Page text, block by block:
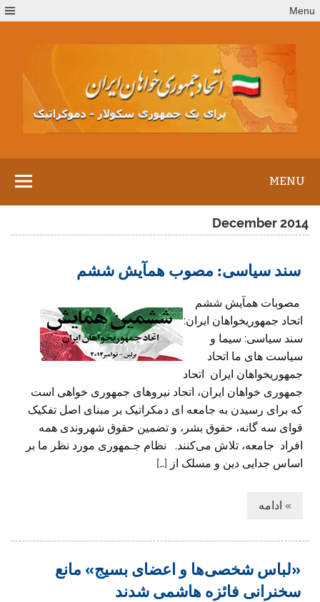
to
Menu
MENU
December 2014
سند سیاسی: مصوب همآیش ششم
مصوبات همآیش ششم
اتحاد جمهوریخواهان ایران:
سند سیاسی: سیما و
سیاست های ما اتحاد
جمهوريخواهان ايران اتحاد
جمهوری خواهان ایران، اتحاد نیروهای جمهوری خواهی است
که برای رسیدن به جامعه ای دمکراتیک بر مبنای اصل تفکیک
قوای سه گانه، حقوق بشر، و تضمین حقوق شهروندی همه
افراد جامعه، تلاش می‌کنند. نظام جـمهوری مورد نظر ما بر
اساس جدايی دين و مسلک از […]
» ادامه
«لباس شخصی‌ها و اعضای بسیج» مانع
سخنرانی فائزه هاشمی شدند